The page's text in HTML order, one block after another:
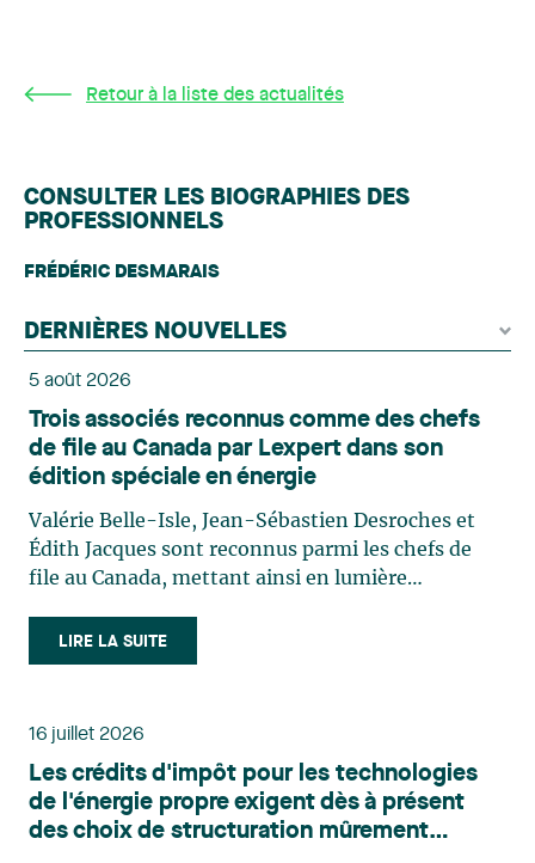
Retour à la liste des actualités
CONSULTER LES BIOGRAPHIES DES
PROFESSIONNELS
FRÉDÉRIC DESMARAIS
DERNIÈRES NOUVELLES
5 août 2026
Trois associés reconnus comme des chefs
de file au Canada par Lexpert dans son
édition spéciale en énergie
Valérie Belle-Isle, Jean-Sébastien Desroches et
Édith Jacques sont reconnus parmi les chefs de
file au Canada, mettant ainsi en lumière
le domaine du droit des technologies. Valérie
Belle-Isle est associée au sein du groupe de droit
principalement sur le droit de l’environnement,
du territoire. Elle conseille et représente une
clientèle publique et privée dans le cadre d’enjeux
touchant notamment les obligations
LIRE LA SUITE
16 juillet 2026
Les crédits d'impôt pour les technologies
de l'énergie propre exigent dès à présent
des choix de structuration mûrement